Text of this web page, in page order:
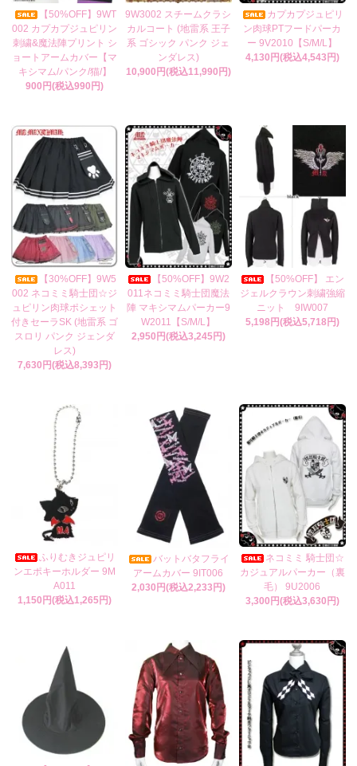
【50%OFF】9WT
002 カプカプジュピリン
刺繍&魔法陣プリント シ
ョートアームカバー【マ
キシマム/パンク/猫/】
900円(税込990円)
9W3002 スチームクラシ
カルコート (地雷系 王子
系 ゴシック パンク ジェ
ンダレス)
10,900円(税込11,990円)
カプカプジュピリ
ン肉球PTフードパーカ
ー 9V2010【S/M/L】
4,130円(税込4,543円)
【30%OFF】9W5
002 ネコミミ騎士団☆ジ
ュピリン肉球ポシェット
付きセーラSK (地雷系 ゴ
スロリ パンク ジェンダ
レス)
7,630円(税込8,393円)
【50%OFF】9W2
011ネコミミ騎士団魔法
陣 マキシマムパーカー9
W2011【S/M/L】
2,950円(税込3,245円)
【50%OFF】 エン
ジェルクラウン刺繍強縮
ニット 9IW007
5,198円(税込5,718円)
ふりむきジュピリ
ンエポキーホルダー 9M
A011
1,150円(税込1,265円)
バットバタフライ
アームカバー 9IT006
2,030円(税込2,233円)
ネコミミ 騎士団☆
カジュアルパーカー（裏
毛） 9U2006
3,300円(税込3,630円)